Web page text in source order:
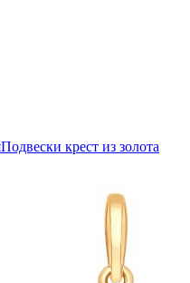
Подвески крест из золота